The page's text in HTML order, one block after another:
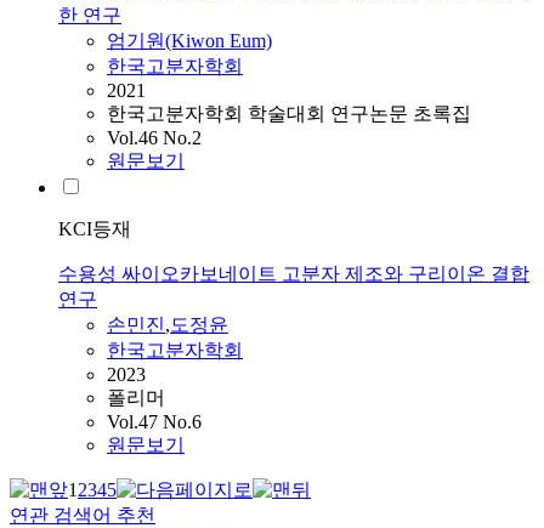
한 연구
엄기원(Kiwon Eum)
한국고분자학회
2021
한국고분자학회 학술대회 연구논문 초록집
Vol.46 No.2
원문보기
KCI등재
수용성 싸이오카보네이트 고분자 제조와 구리이온 결합
연구
손민진,도정윤
한국고분자학회
2023
폴리머
Vol.47 No.6
원문보기
12345
연관 검색어 추천